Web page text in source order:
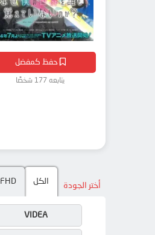
حفظ كمفضل
يتابعه 177 شخصًا
أختر الجودة الكل FHD
VIDEA